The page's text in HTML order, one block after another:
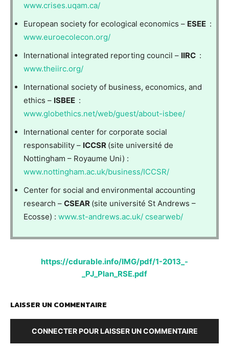
www.crises.uqam.ca/
European society for ecological economics – ESEE :
www.euroecolecon.org/
International integrated reporting council – IIRC :
www.theiirc.org/
International society of business, economics, and
ethics – ISBEE :
www.globethics.net/web/guest/about-isbee/
International center for corporate social
responsability – ICCSR (site université de
Nottingham – Royaume Uni) :
www.nottingham.ac.uk/business/ICCSR/
Center for social and environmental accounting
research – CSEAR (site université St Andrews –
Ecosse) : www.st-andrews.ac.uk/ csearweb/
https://cdurable.info/IMG/pdf/1-2013_-
_PJ_Plan_RSE.pdf
LAISSER UN COMMENTAIRE
CONNECTER POUR LAISSER UN COMMENTAIRE